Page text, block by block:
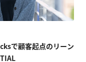
で顧客起点のリーン